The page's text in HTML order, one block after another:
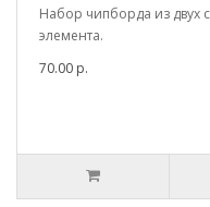
Набор чипборда из двух
элемента.
70.00 р.